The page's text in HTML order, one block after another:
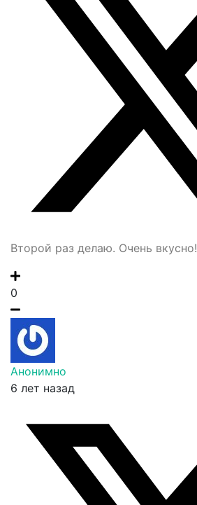
Второй раз делаю. Очень вкусно!
0
Анонимно
6 лет назад